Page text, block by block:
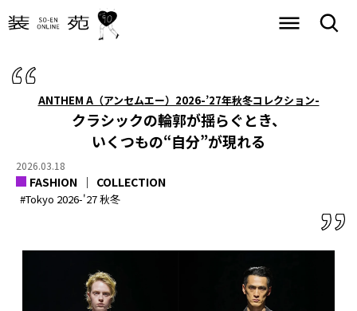
ANTHEM A（アンセムエー）2026-’27年秋冬コレクション-
クラシックの輪郭が揺らぐとき、
いくつもの“自分”が現れる
2026.03.18
FASHION COLLECTION
#Tokyo 2026-'27 秋冬